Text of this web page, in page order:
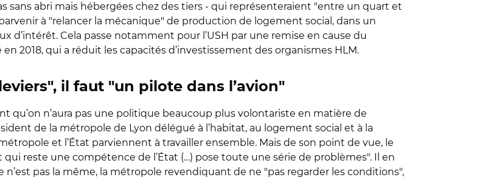
abri mais hébergées chez des tiers - qui représenteraient "entre un quart et
à "relancer la mécanique" de production de logement social, dans un
Cela passe notamment pour l’USH par une remise en cause du
2018, qui a réduit les capacités d’investissement des organismes HLM.
", il faut "un pilote dans l’avion"
qu’on n’aura pas une politique beaucoup plus volontariste en matière de
de la métropole de Lyon délégué à l’habitat, au logement social et à la
et l’État parviennent à travailler ensemble. Mais de son point de vue, le
qui reste une compétence de l’État (…) pose toute une série de problèmes". Il en
pas la même, la métropole revendiquant de ne "pas regarder les conditions",